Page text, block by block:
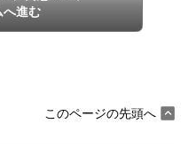
へ進む
このページの先頭へ